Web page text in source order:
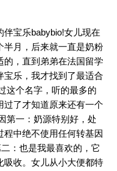
宝乐babybio!女儿现在
半月，后来就一直是奶粉
的，直到弟弟在法国留学
乐，我才找到了最适合
这个名字，听的最多的
了才知道原来还有一个
第一：奶源特别好，处
中绝不使用任何转基因
：也是我最喜欢的，它
吸收。女儿从小大便都特